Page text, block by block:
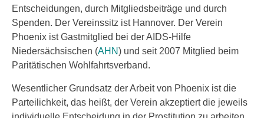
Entscheidungen, durch Mitgliedsbeiträge und durch
Spenden. Der Vereinssitz ist Hannover. Der Verein
Phoenix ist Gastmitglied bei der AIDS-Hilfe
Niedersächsischen (AHN) und seit 2007 Mitglied beim
Paritätischen Wohlfahrtsverband.
Wesentlicher Grundsatz der Arbeit von Phoenix ist die
Parteilichkeit, das heißt, der Verein akzeptiert die jeweils